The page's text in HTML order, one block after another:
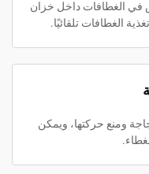
في الغطافات داخل خزان
الغطافات تلقائيًا.
ومنع حركتها، ويمكن